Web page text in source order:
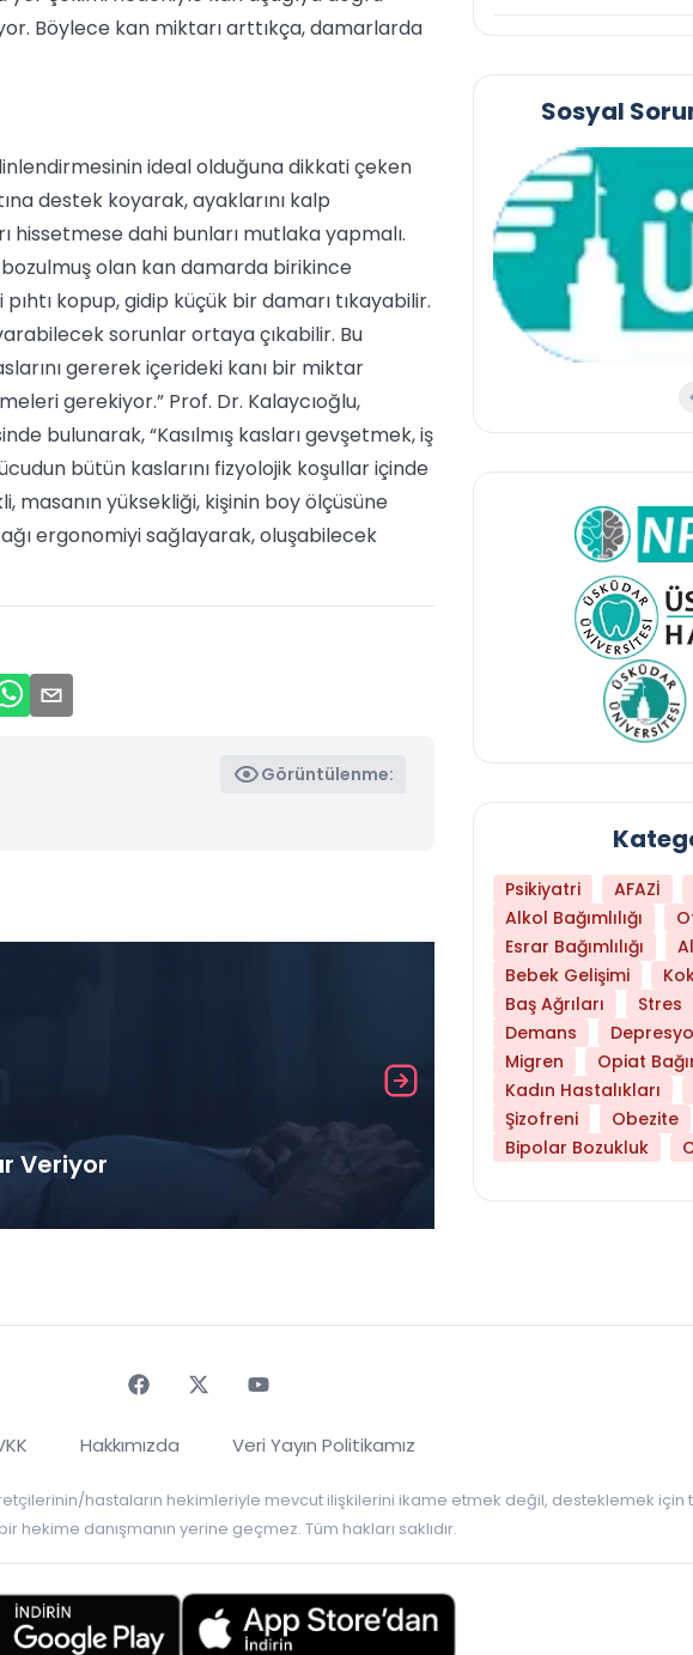
Böylece kan miktarı arttıkça, damarlarda
ideal olduğuna dikkati çeken
destek koyarak, ayaklarını kalp
hissetmese dahi bunları mutlaka yapmalı.
olan kan damarda birikince
kopup, gidip küçük bir damarı tıkayabilir.
sorunlar ortaya çıkabilir. Bu
gererek içerideki kanı bir miktar
gerekiyor.” Prof. Dr. Kalaycıoğlu,
bulunarak, “Kasılmış kasları gevşetmek, iş
bütün kaslarını fizyolojik koşullar içinde
masanın yüksekliği, kişinin boy ölçüsüne
ergonomiyi sağlayarak, oluşabilecek
Görüntülenme:
Veriyor Libido Yüksekliği
Sosyal
Psikiyatri AFAZİ
Alkol Bağımlılığı
Esrar Bağımlılığı
Bebek Gelişimi
Baş Ağrıları
Stres
Demans
Migren
Opiat
Kadın Hastalıkları
Şizofreni
Obezite
Bipolar Bozukluk
Hakkımızda Veri Yayın Politikamız
hastaların hekimleriyle mevcut ilişkilerini ikame etmek değil, desteklemek için
hekime danışmanın yerine geçmez. Tüm hakları saklıdır.